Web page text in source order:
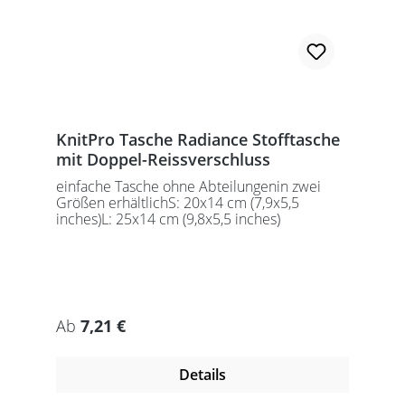
KnitPro Tasche Radiance Stofftasche
mit Doppel-Reissverschluss
einfache Tasche ohne Abteilungenin zwei
Größen erhältlichS: 20x14 cm (7,9x5,5
inches)L: 25x14 cm (9,8x5,5 inches)
Regulärer Preis:
Ab 7,21 €
Details